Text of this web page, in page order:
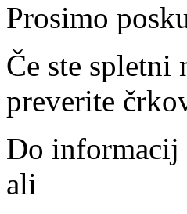
Prosimo
Če ste
preverite
Do
ali